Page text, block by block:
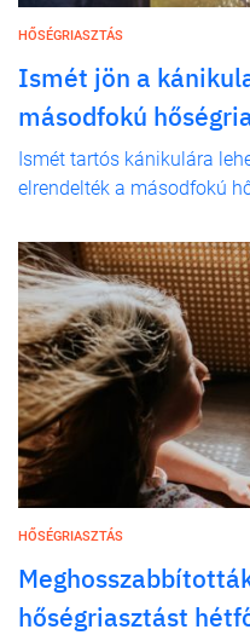
HŐSÉGRIASZTÁS
Ismét jön a
másodfokú
Ismét tartós kánikulára
elrendelték a másodfokú
HŐSÉGRIASZTÁS
hőségriasztást